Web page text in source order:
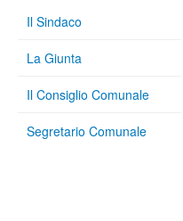
Il Sindaco
La Giunta
Il Consiglio Comunale
Segretario Comunale